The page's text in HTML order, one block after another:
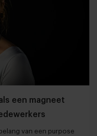
een magneet
van een purpose